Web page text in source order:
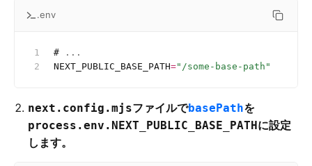
.env
# ...
NEXT_PUBLIC_BASE_PATH="/some-base-path"
next.config.mjsファイルでbasePathを
process.env.NEXT_PUBLIC_BASE_PATHに設定
します。